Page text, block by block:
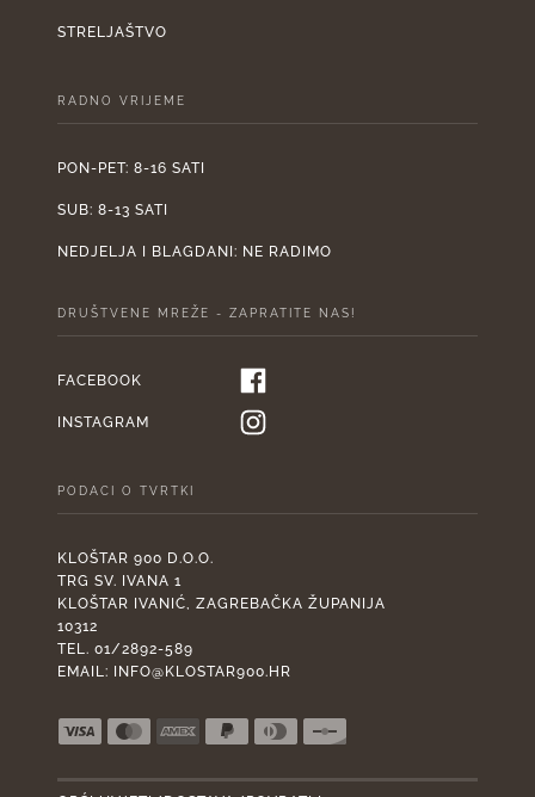
STRELJAŠTVO
RADNO VRIJEME
PON-PET: 8-16 SATI
SUB: 8-13 SATI
NEDJELJA I BLAGDANI: NE RADIMO
DRUŠTVENE MREŽE - ZAPRATITE NAS!
FACEBOOK
INSTAGRAM
PODACI O TVRTKI
KLOŠTAR 900 D.O.O.
TRG SV. IVANA 1
KLOŠTAR IVANIĆ, ZAGREBAČKA ŽUPANIJA
10312
TEL. 01/2892-589
EMAIL:
INFO@KLOSTAR900.HR